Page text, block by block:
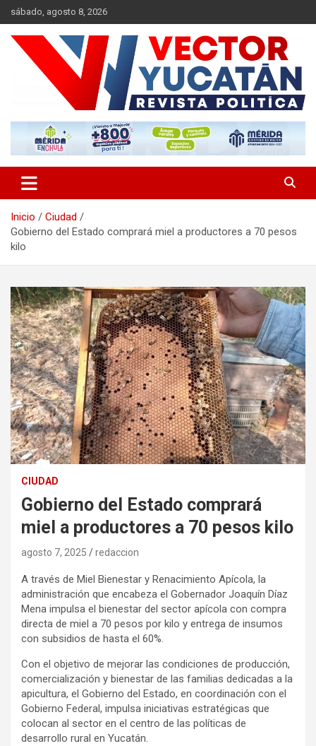
Saltar
al
contenido
sábado, agosto 8, 2026
Vector Yucatán
Inicio
Ciudad
Gobierno del Estado comprará miel a productores a 70 pesos
kilo
CIUDAD
Gobierno del Estado comprará
miel a productores a 70 pesos kilo
agosto 7, 2025 redaccion
A través de Miel Bienestar y Renacimiento Apícola, la
administración que encabeza el Gobernador Joaquín Díaz
Mena impulsa el bienestar del sector apícola con compra
directa de miel a 70 pesos por kilo y entrega de insumos
con subsidios de hasta el 60%.
Con el objetivo de mejorar las condiciones de producción,
comercialización y bienestar de las familias dedicadas a la
apicultura, el Gobierno del Estado, en coordinación con el
Gobierno Federal, impulsa iniciativas estratégicas que
colocan al sector en el centro de las políticas de
desarrollo rural en Yucatán.